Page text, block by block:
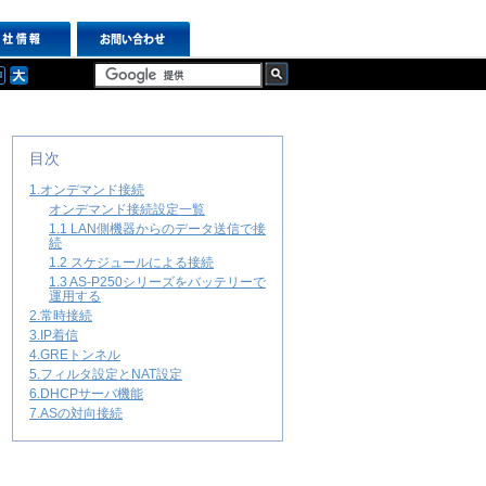
目次
1.オンデマンド接続
オンデマンド接続設定一覧
1.1 LAN側機器からのデータ送信で接
続
1.2 スケジュールによる接続
1.3 AS-P250シリーズをバッテリーで
運用する
2.常時接続
3.IP着信
4.GREトンネル
5.フィルタ設定とNAT設定
6.DHCPサーバ機能
7.ASの対向接続